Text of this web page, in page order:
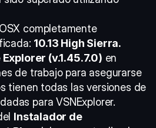
completamente
10.13 High Sierra.
(v.1.45.7.0) en
de trabajo para asegurarse
tienen todas las versiones de
para VSNExplorer.
Instalador de